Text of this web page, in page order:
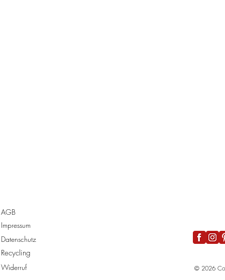
AGB
Impressum
Datenschutz
Recycling
Widerruf © 2026